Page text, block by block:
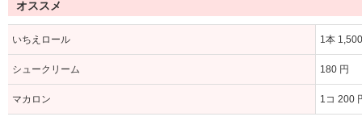
オススメ
いちえロール 1本
シュークリーム 180 円
マカロン 1コ 200